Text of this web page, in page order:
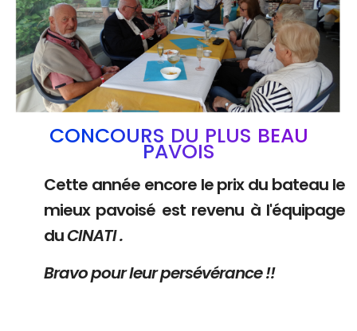
CONCOURS DU PLUS BEAU
PAVOIS
Cette année encore le prix du bateau le
mieux pavoisé est revenu à l'équipage
duCINATI .
Bravo pour leur persévérance !!